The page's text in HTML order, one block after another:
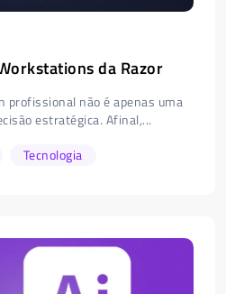
da Razor
profissional não é apenas uma
estratégica. Afinal,...
Tecnologia